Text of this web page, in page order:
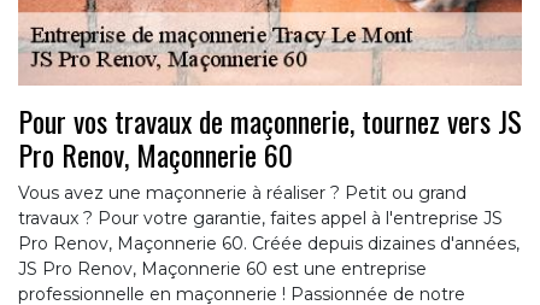
Pour vos travaux de maçonnerie, tournez vers JS
Pro Renov, Maçonnerie 60
Vous avez une maçonnerie à réaliser ? Petit ou grand
travaux ? Pour votre garantie, faites appel à l'entreprise JS
Pro Renov, Maçonnerie 60. Créée depuis dizaines d'années,
JS Pro Renov, Maçonnerie 60 est une entreprise
professionnelle en maçonnerie ! Passionnée de notre